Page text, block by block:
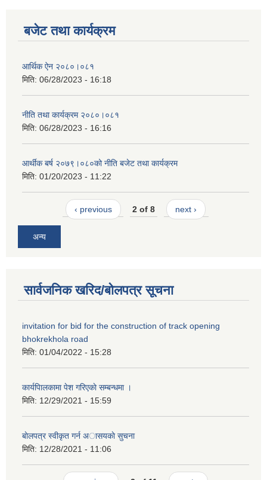
बजेट तथा कार्यक्रम
आर्थिक ऐन २०८०।०८१
मिति: 06/28/2023 - 16:18
नीति तथा कार्यक्रम २०८०।०८१
मिति: 06/28/2023 - 16:16
आर्थीक बर्ष २०७९।०८०को नीति बजेट तथा कार्यक्रम
मिति: 01/20/2023 - 11:22
‹ previous 2 of 8 next ›
अन्य
सार्वजनिक खरिद/बोलपत्र सूचना
invitation for bid for the construction of track opening
bhokrekhola road
मिति: 01/04/2022 - 15:28
कार्यपािलकामा पेश गरिएकाे सम्बन्धमा ।
मिति: 12/29/2021 - 15:59
बाेलपत्र स्वीकृत गर्न अासयकाे सुचना
मिति: 12/28/2021 - 11:06